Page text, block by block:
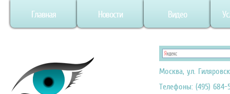
Главная Новости Видео
Москва, ул.
Телефоны: (495) 684-